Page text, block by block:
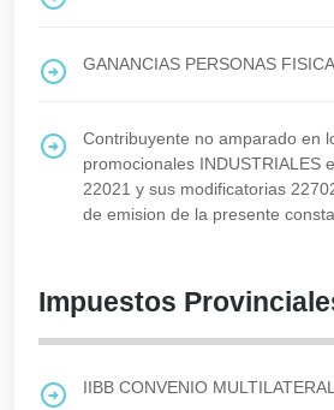
GANANCIAS PERSONAS
Contribuyente no amparado en
promocionales INDUSTRIALES
22021 y sus modificatorias
de emision de la presente
Impuestos
IIBB CONVENIO